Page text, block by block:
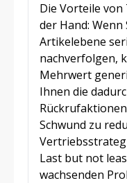
Die Vorteile
der Hand:
Artikelebene
nachverfolgen,
Mehrwert
Ihnen die
Schwund zu
Last but not
wachsenden